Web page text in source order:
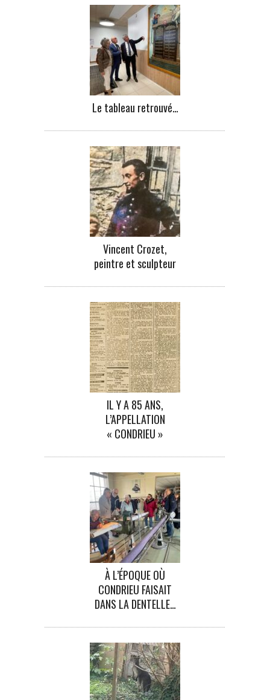
Le tableau retrouvé…
Vincent Crozet,
peintre et sculpteur
IL Y A 85 ANS,
L’APPELLATION
« CONDRIEU »
À L’ÉPOQUE OÙ
CONDRIEU FAISAIT
DANS LA DENTELLE…